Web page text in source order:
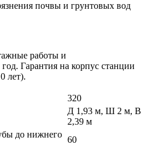
почвы и грунтовых вод
работы и
Гарантия на корпус станции
лет).
320
Д 1,93 м, Ш 2 м, В
2,39 м
до нижнего
60